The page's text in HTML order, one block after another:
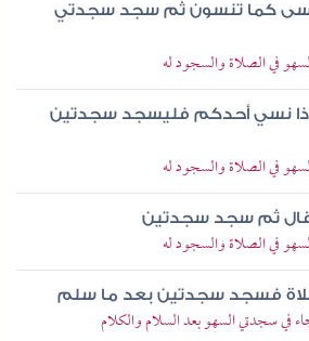
كما تنسون ثم سجد سجدتي
في الصلاة والسجود له
نسي أحدكم فليسجد سجدتين
في الصلاة والسجود له
قال ثم سجد سجدتين
في الصلاة والسجود له
فسجد سجدتين بعد ما سلم
سجدتي السهو بعد السلام والكلام